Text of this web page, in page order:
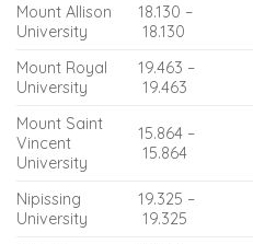
Mount Allison
University
18.130 –
18.130
Mount Royal
University
19.463 –
19.463
Mount Saint
Vincent
University
15.864 –
15.864
Nipissing
University
19.325 –
19.325